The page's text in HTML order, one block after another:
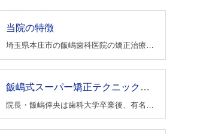
当院の特徴
埼玉県本庄市の飯嶋歯科医院の矯正治療の特徴について。1.審美ブラケットを使用しています。2.審美ワイヤーを使用しています。3.治療の痛みがほとんどありません。
飯嶋式スーパー矯正テクニックとは